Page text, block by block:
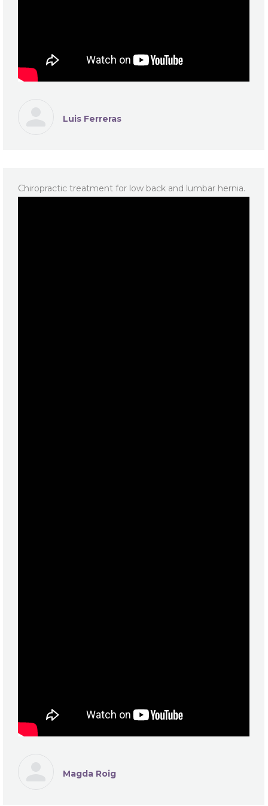
Luis Ferreras
Chiropractic treatment for low back and lumbar hernia.
Magda Roig